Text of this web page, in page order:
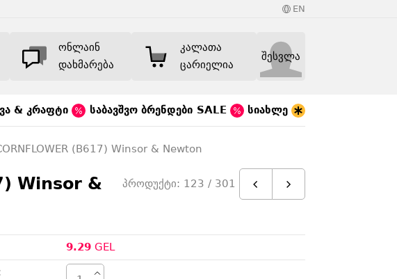
EN
ონლაინ
დახმარება
კალათა
ცარიელია
შესვლა
& კრაფტი საბავშვო ბრენდები SALE სიახლე
(B617) Winsor & Newton
Winsor &
პროდუქტი: 123 / 301
9.29GEL